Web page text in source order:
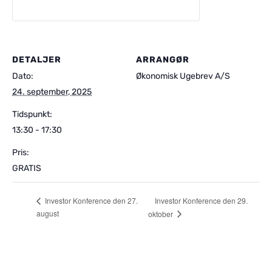
DETALJER
Dato:
24. september, 2025
Tidspunkt:
13:30 - 17:30
Pris:
GRATIS
ARRANGØR
Økonomisk Ugebrev A/S
Investor Konference den 27.
august
Investor Konference den 29.
oktober